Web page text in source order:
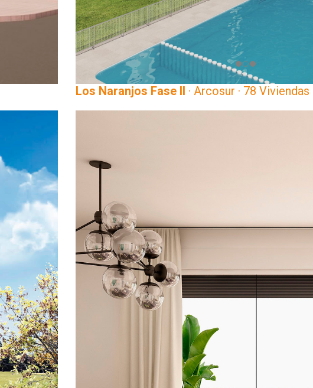
Los Naranjos Fase II · Arcosur · 78 Viviendas